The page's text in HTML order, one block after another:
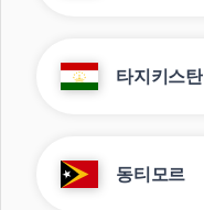
타지키스탄
동티모르